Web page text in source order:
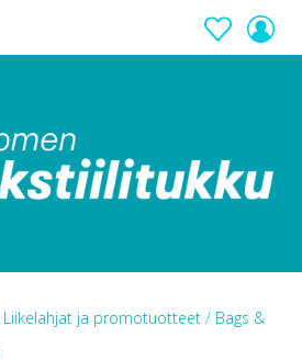
Liikelahjat ja promotuotteet / Bags &